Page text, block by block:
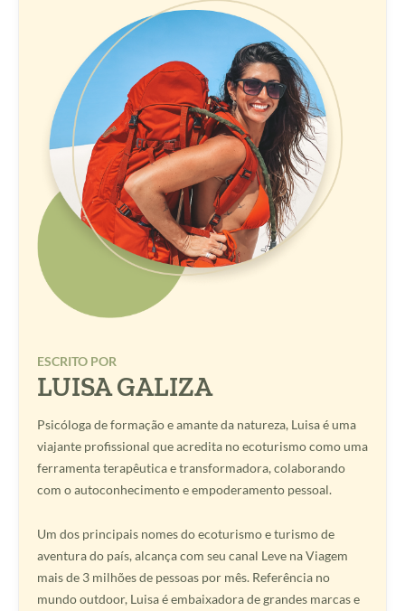
ESCRITO POR
LUISA GALIZA
Psicóloga de formação e amante da natureza, Luisa é uma
viajante profissional que acredita no ecoturismo como uma
ferramenta terapêutica e transformadora, colaborando
com o autoconhecimento e empoderamento pessoal.
Um dos principais nomes do ecoturismo e turismo de
aventura do país, alcança com seu canal Leve na Viagem
mais de 3 milhões de pessoas por mês. Referência no
mundo outdoor, Luisa é embaixadora de grandes marcas e